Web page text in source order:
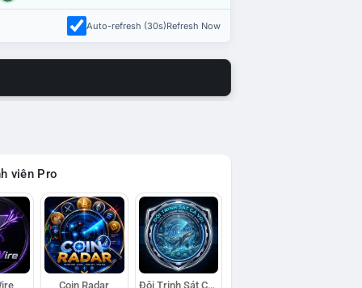
Auto-refresh (30s)Refresh Now
viên Pro
Coin Radar Đội Trinh Sát Cá Voi